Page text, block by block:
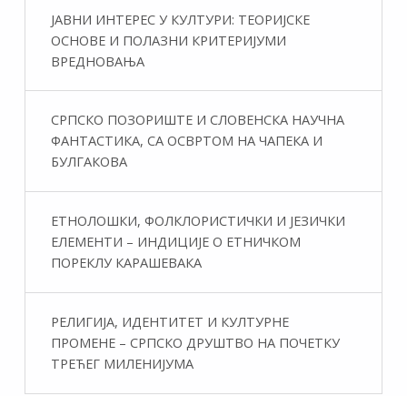
ЈАВНИ ИНТЕРЕС У КУЛТУРИ: ТЕОРИЈСКЕ
ОСНОВЕ И ПОЛАЗНИ КРИТЕРИЈУМИ
ВРЕДНОВАЊА
СРПСКО ПОЗОРИШТЕ И СЛОВЕНСКА НАУЧНА
ФАНТАСТИКA, СА ОСВРТОМ НА ЧАПЕКА И
БУЛГАКОВА
ЕТНОЛОШКИ, ФОЛКЛОРИСТИЧКИ И ЈЕЗИЧКИ
ЕЛЕМЕНТИ – ИНДИЦИЈЕ О ЕТНИЧКОМ
ПОРЕКЛУ КАРАШЕВАКА
РЕЛИГИЈА, ИДЕНТИТЕТ И КУЛТУРНЕ
ПРОМЕНЕ – СРПСКО ДРУШТВО НА ПОЧЕТКУ
ТРЕЋЕГ МИЛЕНИЈУМА